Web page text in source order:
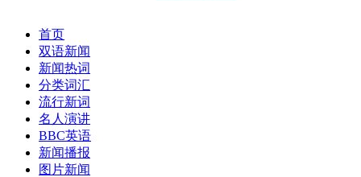
首页
双语新闻
新闻热词
分类词汇
流行新词
名人演讲
BBC英语
新闻播报
图片新闻